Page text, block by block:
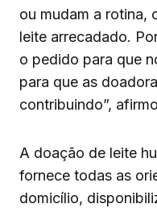
ou mudam a rotina,
leite arrecadado.
o pedido para que
para que as
contribuindo”,
A doação de leite
fornece todas as
domicílio,